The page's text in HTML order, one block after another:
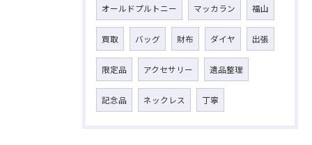
オールドプルトニー マッカラン 福山
買取 バッグ 財布 ダイヤ 出張
限定品 アクセサリー 遺品整理
記念品 ネックレス 丁寧